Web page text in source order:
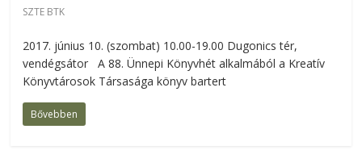
SZTE BTK
2017. június 10. (szombat) 10.00-19.00 Dugonics tér,
vendégsátor A 88. Ünnepi Könyvhét alkalmából a Kreatív
Könyvtárosok Társasága könyv bartert
Bővebben